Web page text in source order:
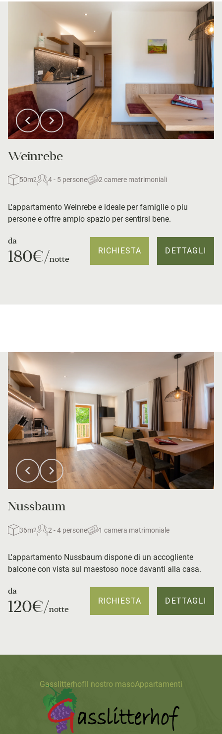
Weinrebe
50m2 4 - 5 persone 2 camere matrimoniali
L'appartamento Weinrebe e ideale per famiglie o piu
persone e offre ampio spazio per sentirsi bene.
da
180€/notte
RICHIESTA DETTAGLI
Nussbaum
36m2 2 - 4 persone 1 camera matrimoniale
L'appartamento Nussbaum dispone di un accogliente
balcone con vista sul maestoso noce davanti alla casa.
da
120€/notte
RICHIESTA DETTAGLI
Gasslitterhof Il nostro masoAppartamenti